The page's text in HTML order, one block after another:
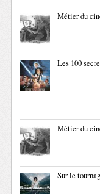
Métier du
Les 100
Métier du
Sur le